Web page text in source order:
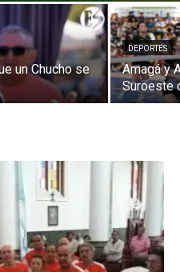
un Chucho se
DEPORTES
Amagá y
Suroeste